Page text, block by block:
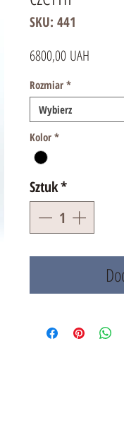
SKU: 441
6800,00 UAH
Rozmiar *
Wybierz
Kolor *
Sztuk*